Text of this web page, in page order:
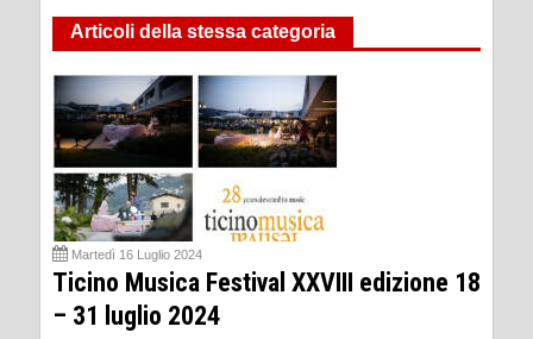
Articoli della stessa categoria
Martedì 16 Luglio 2024
Ticino Musica Festival XXVIII edizione 18
– 31 luglio 2024